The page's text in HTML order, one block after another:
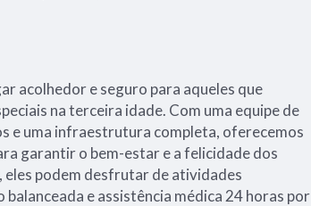
acolhedor e seguro para aqueles que
na terceira idade. Com uma equipe de
e uma infraestrutura completa, oferecemos
garantir o bem-estar e a felicidade dos
eles podem desfrutar de atividades
e assistência médica 24 horas por